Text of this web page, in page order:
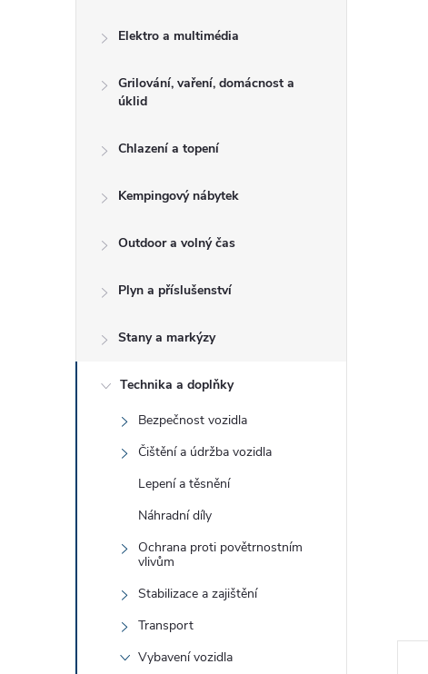
n
Elektro a multimédia
Grilování, vaření, domácnost a
úklid
Chlazení a topení
Kempingový nábytek
Outdoor a volný čas
Plyn a příslušenství
Stany a markýzy
Technika a doplňky
Bezpečnost vozidla
Čištění a údržba vozidla
Lepení a těsnění
Náhradní díly
Ochrana proti povětrnostním
vlivům
Stabilizace a zajištění
Transport
Vybavení vozidla